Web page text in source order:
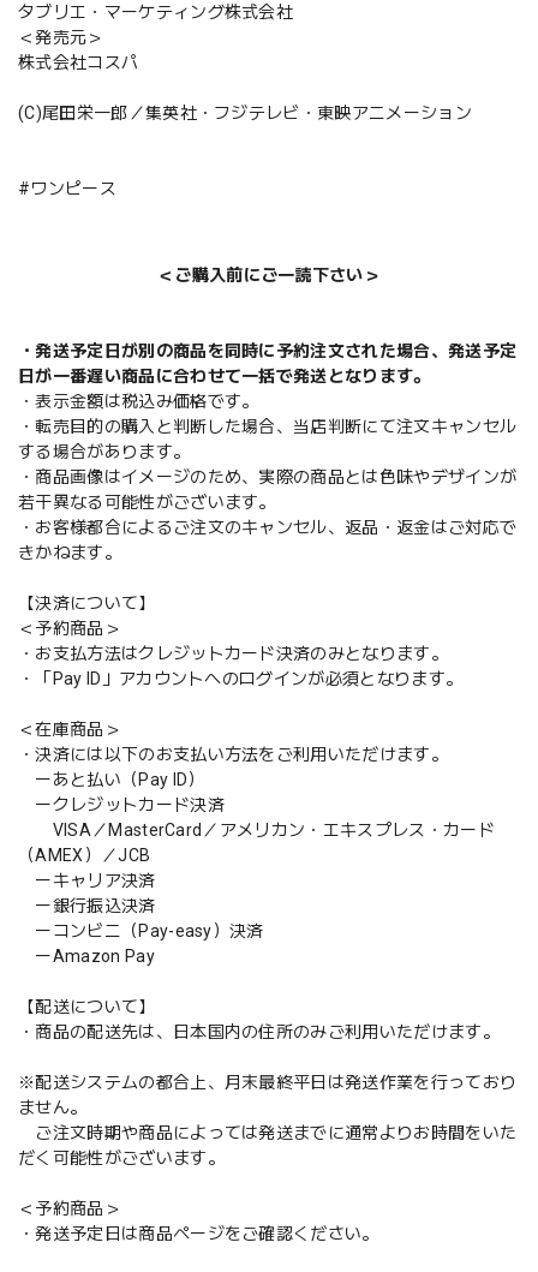
タブリエ・マーケティング株式会社
＜発売元＞
株式会社コスパ
(C)尾田栄一郎／集英社・フジテレビ・東映アニメーション
#ワンピース
＜ご購入前にご一読下さい＞
・発送予定日が別の商品を同時に予約注文された場合、発送予定
日が一番遅い商品に合わせて一括で発送となります。
・表示金額は税込み価格です。
・転売目的の購入と判断した場合、当店判断にて注文キャンセル
する場合があります。
・商品画像はイメージのため、実際の商品とは色味やデザインが
若干異なる可能性がございます。
・お客様都合によるご注文のキャンセル、返品・返金はご対応で
きかねます。
【決済について】
＜予約商品＞
・お支払方法はクレジットカード決済のみとなります。
・「Pay ID」アカウントへのログインが必須となります。
＜在庫商品＞
・決済には以下のお支払い方法をご利用いただけます。
ーあと払い（Pay ID）
ークレジットカード決済
VISA／MasterCard／アメリカン・エキスプレス・カード
（AMEX）／JCB
ーキャリア決済
ー銀行振込決済
ーコンビニ（Pay-easy）決済
ーAmazon Pay
【配送について】
・商品の配送先は、日本国内の住所のみご利用いただけます。
※配送システムの都合上、月末最終平日は発送作業を行っており
ません。
ご注文時期や商品によっては発送までに通常よりお時間をいた
だく可能性がございます。
＜予約商品＞
・発送予定日は商品ページをご確認ください。